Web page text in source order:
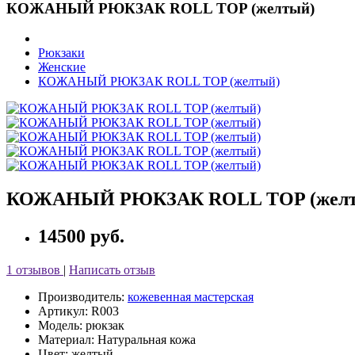
КОЖАНЫЙ РЮКЗАК ROLL TOP (желтый)
Рюкзаки
Женские
КОЖАНЫЙ РЮКЗАК ROLL TOP (желтый)
КОЖАНЫЙ РЮКЗАК ROLL TOP
14500 руб.
1 отзывов | Написать отзыв
Производитель: кожевенная мастерская
Артикул: R003
Модель: рюкзак
Материал: Натуральная кожа